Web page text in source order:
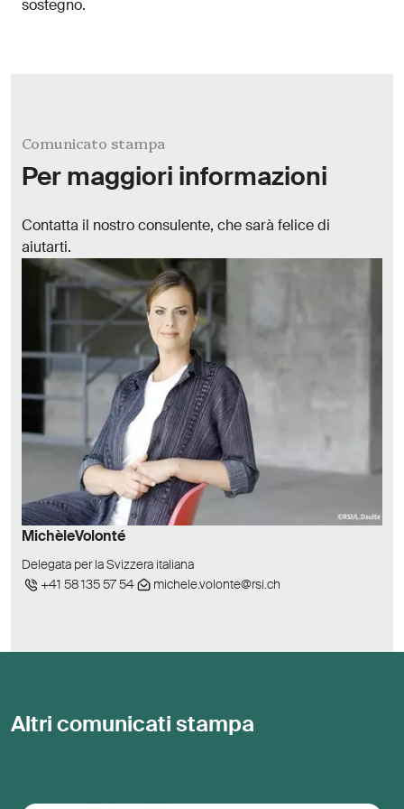
sostegno.
Comunicato stampa
Per maggiori informazioni
Contatta il nostro consulente, che sarà felice di
aiutarti.
MichèleVolonté
Delegata per la Svizzera italiana
+41 58 135 57 54
michele.volonte@rsi.ch
Altri comunicati stampa